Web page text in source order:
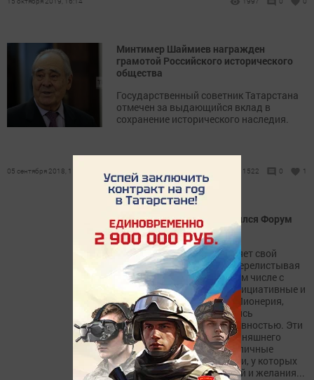
Минтимер Шаймиев награжден
грамотой Российского исторического
общества
Государственный советник Татарстана
отмечен за выдающийся вклад в
сохранение исторического наследия.
05 сентября 2018, 11:42 1522 0 1
В Тетюшах впервые состоялся Форум
юных граждан
Каждое поколение оставляет свой
добрый след на земле, и, перелистывая
страницы истории, мы в том числе с
уважением вспоминаем инициативные и
славные дела молодежи. Пионерия,
комсомол всегда отличались
организованностью и активностью. Эти
традиции, уже в духе сегодняшнего
времени, продолжают различные
общественные организации, у которых
не меньше интересных идей и желания...